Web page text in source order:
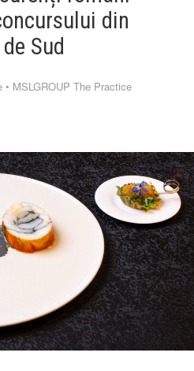
din
Sud
• MSLGROUP The Practice